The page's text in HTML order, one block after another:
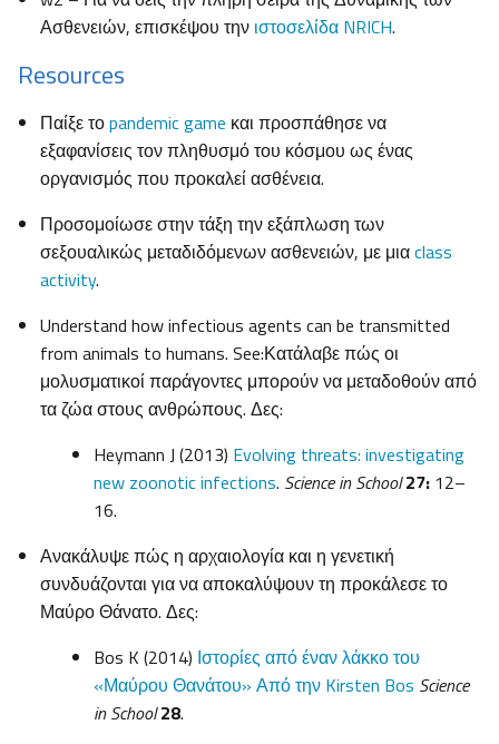
Ασθενειών, επισκέψου την ιστοσελίδα NRICH.
Resources
Παίξε τοpandemic game και προσπάθησε να
εξαφανίσεις τον πληθυσμό του κόσμου ως ένας
οργανισμός που προκαλεί ασθένεια.
Προσομοίωσε στην τάξη την εξάπλωση των
σεξουαλικώς μεταδιδόμενων ασθενειών, με μιαclass
activity.
Understand how infectious agents can be transmitted
from animals to humans. See:Κατάλαβε πώς οι
μολυσματικοί παράγοντες μπορούν να μεταδοθούν από
τα ζώα στους ανθρώπους. Δες:
Heymann J (2013) Evolving threats: investigating
new zoonotic infections. Science in School27: 12–
16.
Ανακάλυψε πώς η αρχαιολογία και η γενετική
συνδυάζονται για να αποκαλύψουν τη προκάλεσε το
Μαύρο Θάνατο. Δες:
Bos K (2014) Ιστορίες από έναν λάκκο του
«Μαύρου Θανάτου» Από την Kirsten Bos Science
in School28.